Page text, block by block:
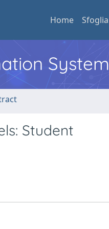
Home Sfoglia
System
Student